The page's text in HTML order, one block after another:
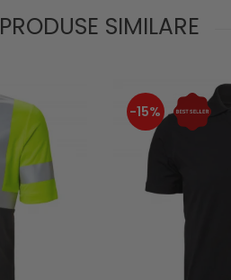
PRODUSE SIMILARE
-15%